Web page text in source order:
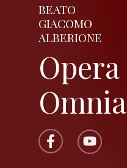
BEATO
GIACOMO
ALBERIONE
Opera
Omnia